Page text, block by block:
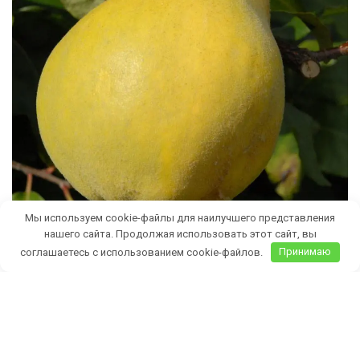
Мы используем cookie-файлы для наилучшего представления
нашего сайта. Продолжая использовать этот сайт, вы
соглашаетесь с использованием cookie-файлов.
Принимаю